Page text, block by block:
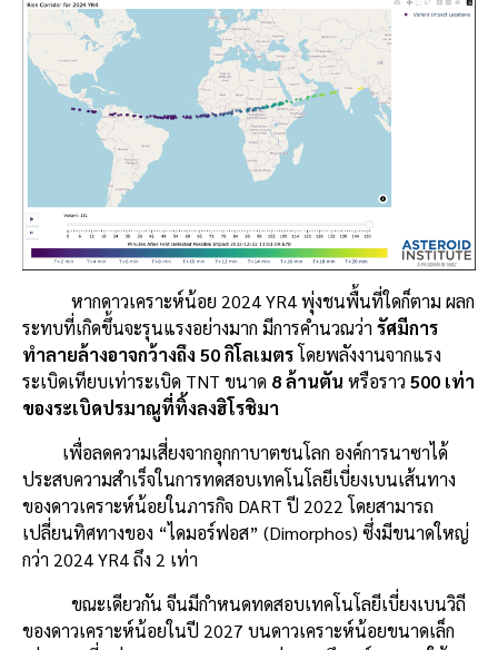
หากดาวเคราะห์น้อย 2024 YR4 พุ่งชนพื้นที่ใดก็ตาม ผลก
ระทบที่เกิดขึ้นจะรุนแรงอย่างมาก มีการคำนวณว่า รัศมีการ
ทำลายล้างอาจกว้างถึง 50 กิโลเมตรโดยพลังงานจากแรง
ระเบิดเทียบเท่าระเบิด TNT ขนาด 8 ล้านตัน หรือราว 500 เท่า
ของระเบิดปรมาณูที่ทิ้งลงฮิโรชิมา
เพื่อลดความเสี่ยงจากอุกกาบาตชนโลก องค์การนาซาได้
ประสบความสำเร็จในการทดสอบเทคโนโลยีเบี่ยงเบนเส้นทาง
ของดาวเคราะห์น้อยในภารกิจ DART ปี 2022 โดยสามารถ
เปลี่ยนทิศทางของ “ไดมอร์ฟอส” (Dimorphos) ซึ่งมีขนาดใหญ่
กว่า 2024 YR4 ถึง 2 เท่า
ขณะเดียวกัน จีนมีกำหนดทดสอบเทคโนโลยีเบี่ยงเบนวิถี
ของดาวเคราะห์น้อยในปี 2027 บนดาวเคราะห์น้อยขนาดเล็ก